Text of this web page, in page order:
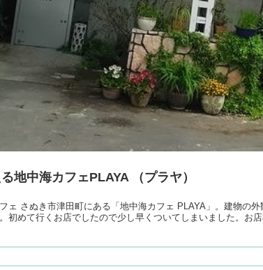
地中海カフェPLAYA （プラヤ）
ェ さぬき市津田町にある「地中海カフェ PLAYA」。建物の外
初めて行くお店でしたので少し早くついてしまいました。お